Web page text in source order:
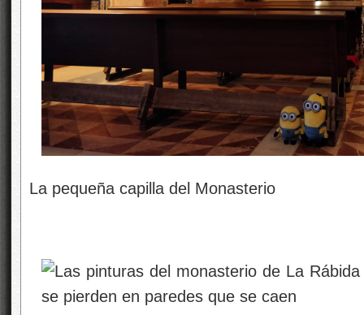
La pequeña capilla del Monasterio